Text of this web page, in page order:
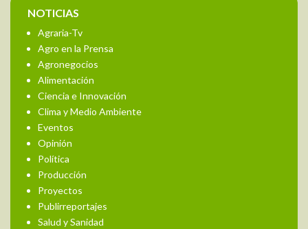
NOTICIAS
Agraria-Tv
Agro en la Prensa
Agronegocios
Alimentación
Ciencia e Innovación
Clima y Medio Ambiente
Eventos
Opinión
Política
Producción
Proyectos
Publirreportajes
Salud y Sanidad